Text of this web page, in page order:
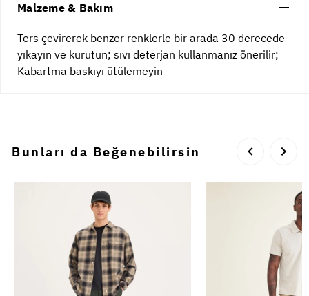
Malzeme & Bakım
Ters çevirerek benzer renklerle bir arada 30 derecede
yıkayın ve kurutun; sıvı deterjan kullanmanız önerilir;
Kabartma baskıyı ütülemeyin
Bunları da Beğenebilirsin